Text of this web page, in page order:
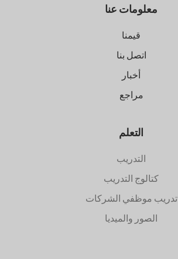
معلومات عنا
قيمنا
اتصل بنا
أخبار
مراجع
التعلم
التدريب
كتالوج التدريب
تدريب موظفي الشركات
الصور والميديا